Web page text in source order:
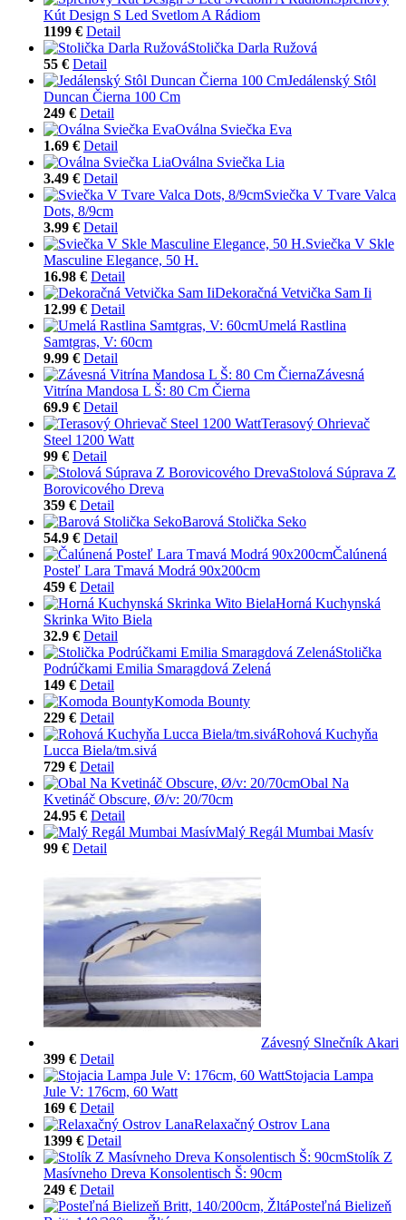
Kút Design S Led Svetlom A Rádiom
1199 € Detail
Stolička Darla Ružová
55 € Detail
Jedálenský Stôl
Duncan Čierna 100 Cm
249 € Detail
Oválna Sviečka Eva
1.69 € Detail
Oválna Sviečka Lia
3.49 € Detail
Sviečka V Tvare Valca
Dots, 8/9cm
3.99 € Detail
Sviečka V Skle
Masculine Elegance, 50 H.
16.98 € Detail
Dekoračná Vetvička Sam Ii
12.99 € Detail
Umelá Rastlina
Samtgras, V: 60cm
9.99 € Detail
Závesná
Vitrína Mandosa L Š: 80 Cm Čierna
69.9 € Detail
Terasový Ohrievač
Steel 1200 Watt
99 € Detail
Stolová Súprava Z
Borovicového Dreva
359 € Detail
Barová Stolička Seko
54.9 € Detail
Čalúnená
Posteľ Lara Tmavá Modrá 90x200cm
459 € Detail
Horná Kuchynská
Skrinka Wito Biela
32.9 € Detail
Stolička
Podrúčkami Emilia Smaragdová Zelená
149 € Detail
Komoda Bounty
229 € Detail
Rohová Kuchyňa
Lucca Biela/tm.sivá
729 € Detail
Obal Na
Kvetináč Obscure, Ø/v: 20/70cm
24.95 € Detail
Malý Regál Mumbai Masív
99 € Detail
Závesný Slnečník Akari
399 € Detail
Stojacia Lampa
Jule V: 176cm, 60 Watt
169 € Detail
Relaxačný Ostrov Lana
1399 € Detail
Stolík Z
Masívneho Dreva Konsolentisch Š: 90cm
249 € Detail
Posteľná Bielizeň